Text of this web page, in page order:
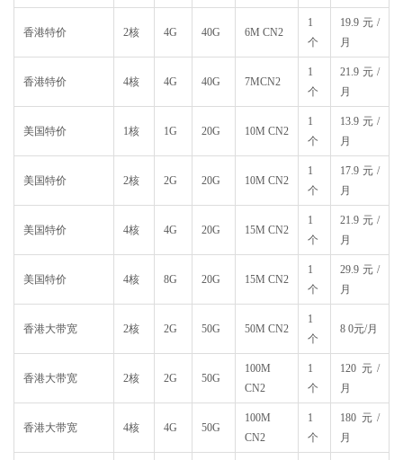
香港特价 2核 4G 40G 6M CN2
1
个
19.9元/
月
香港特价 4核 4G 40G 7MCN2
1
个
21.9元/
月
美国特价 1核 1G 20G 10M CN2
1
个
13.9元/
月
美国特价 2核 2G 20G 10M CN2
1
个
17.9元/
月
美国特价 4核 4G 20G 15M CN2
1
个
21.9元/
月
美国特价 4核 8G 20G 15M CN2
1
个
29.9元/
月
香港大带宽 2核 2G 50G 50M CN2
1
个
8 0元/月
香港大带宽 2核 2G 50G
100M
CN2
1
个
120元/
月
香港大带宽 4核 4G 50G
100M
CN2
1
个
180元/
月